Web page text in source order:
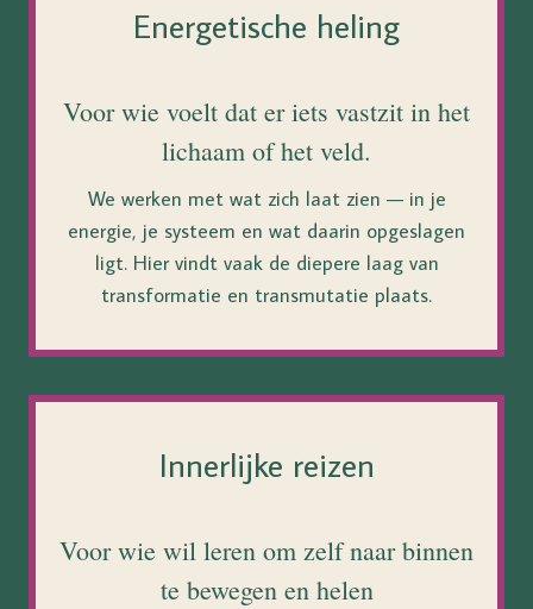
Energetische heling
Voor wie voelt dat er iets vastzit in het
lichaam of het veld.
We werken met wat zich laat zien — in je
energie, je systeem en wat daarin opgeslagen
ligt. Hier vindt vaak de diepere laag van
transformatie en transmutatie plaats.
Innerlijke reizen
Voor wie wil leren om zelf naar binnen
te bewegen en helen